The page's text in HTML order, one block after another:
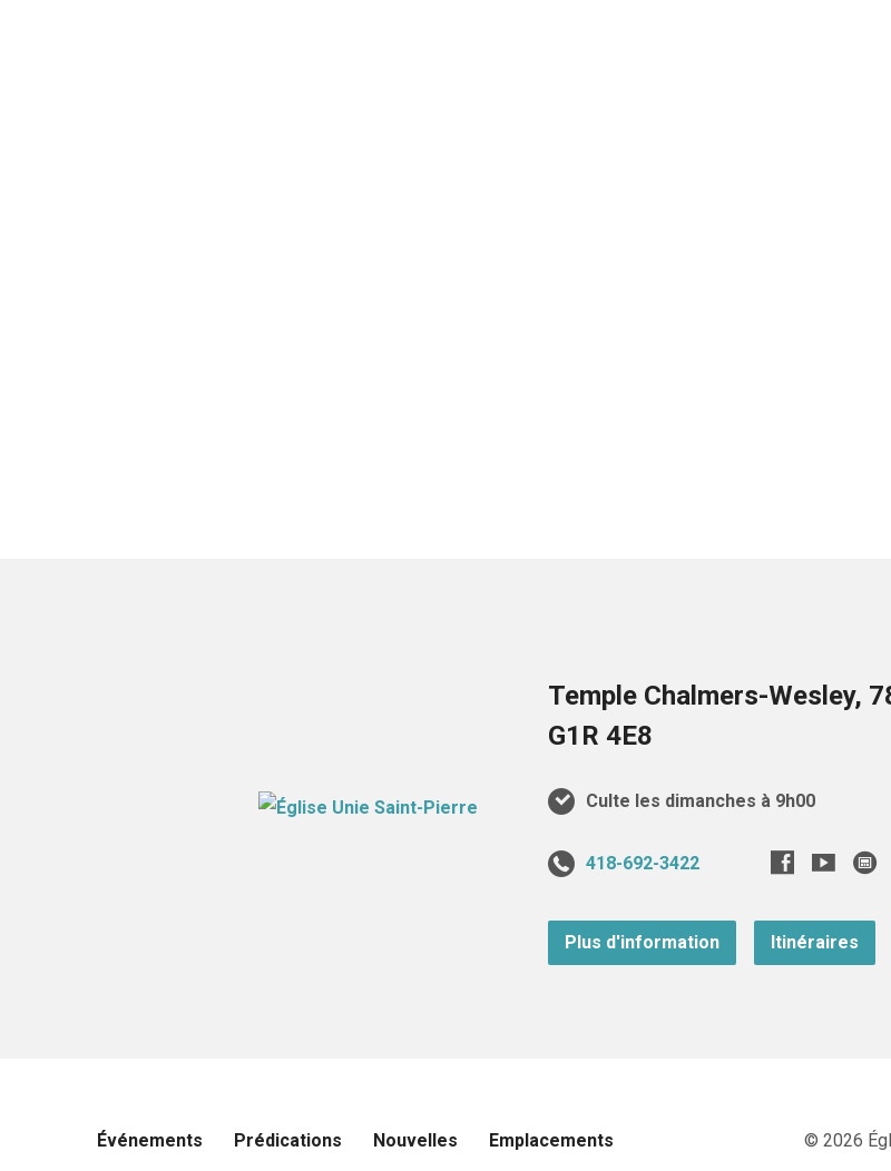
Temple Chalmers-Wesley,
G1R 4E8
Culte les dimanches à 9h00
418-692-3422
Plus d'information Itinéraires
Événements Prédications Nouvelles Emplacements © 2026